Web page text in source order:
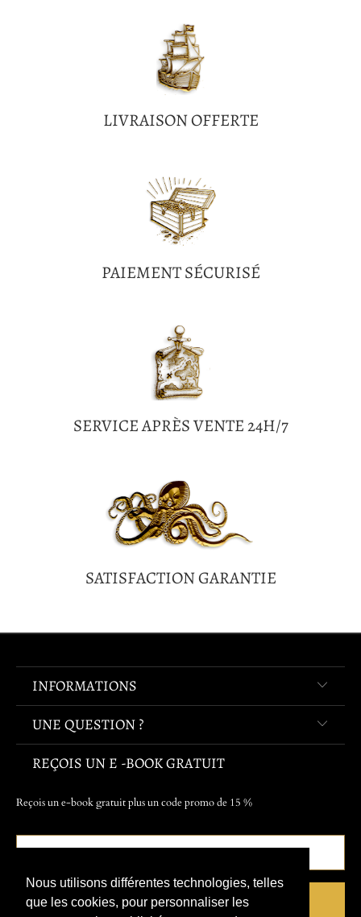
Nous utilisons différentes technologies, telles
que les cookies, pour personnaliser les
LIVRAISON OFFERTE
PAIEMENT SÉCURISÉ
SERVICE APRÈS VENTE 24H/7
SATISFACTION GARANTIE
INFORMATIONS
UNE QUESTION ?
REÇOIS UN E -BOOK GRATUIT
Reçois un e-book gratuit plus un code promo de 15 %